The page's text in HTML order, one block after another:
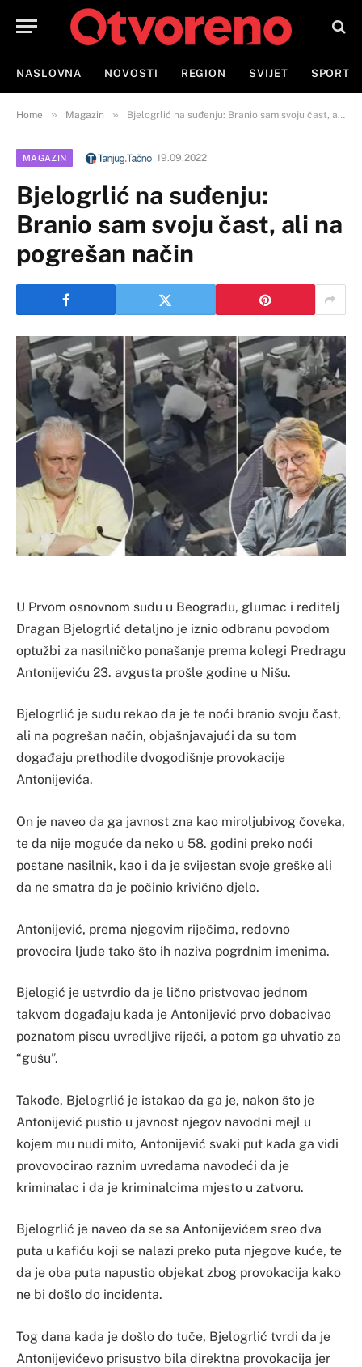
NASLOVNA NOVOSTI REGION SVIJET SPORT
Home » Magazin » Bjelogrlić na suđenju: Branio sam svoju čast, ali na pogrešan način
MAGAZIN 19.09.2022
Bjelogrlić na suđenju:
Branio sam svoju čast, ali na
pogrešan način
U Prvom osnovnom sudu u Beogradu, glumac i reditelj
Dragan Bjelogrlić detaljno je iznio odbranu povodom
optužbi za nasilničko ponašanje prema kolegi Predragu
Antonijeviću 23. avgusta prošle godine u Nišu.
Bjelogrlić je sudu rekao da je te noći branio svoju čast,
ali na pogrešan način, objašnjavajući da su tom
događaju prethodile dvogodišnje provokacije
Antonijevića.
On je naveo da ga javnost zna kao miroljubivog čoveka,
te da nije moguće da neko u 58. godini preko noći
postane nasilnik, kao i da je svijestan svoje greške ali
da ne smatra da je počinio krivično djelo.
Antonijević, prema njegovim riječima, redovno
provocira ljude tako što ih naziva pogrdnim imenima.
Bjelogić je ustvrdio da je lično pristvovao jednom
takvom događaju kada je Antonijević prvo dobacivao
poznatom piscu uvredljive riječi, a potom ga uhvatio za
“gušu”.
Takođe, Bjelogrlić je istakao da ga je, nakon što je
Antonijević pustio u javnost njegov navodni mejl u
kojem mu nudi mito, Antonijević svaki put kada ga vidi
provovocirao raznim uvredama navodeći da je
kriminalac i da je kriminalcima mjesto u zatvoru.
Bjelogrlić je naveo da se sa Antonijevićem sreo dva
puta u kafiću koji se nalazi preko puta njegove kuće, te
da je oba puta napustio objekat zbog provokacija kako
ne bi došlo do incidenta.
Tog dana kada je došlo do tuče, Bjelogrlić tvrdi da je
Antonijevićevo prisustvo bila direktna provokacija jer